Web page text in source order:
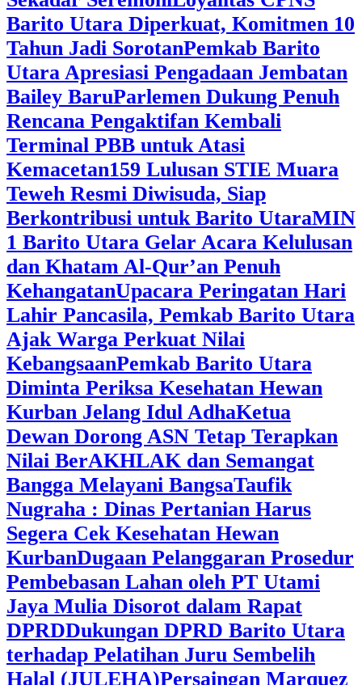
Barito Utara Diperkuat, Komitmen 10
Tahun Jadi SorotanPemkab Barito
Utara Apresiasi Pengadaan Jembatan
Bailey BaruParlemen Dukung Penuh
Rencana Pengaktifan Kembali
Terminal PBB untuk Atasi
Kemacetan159 Lulusan STIE Muara
Teweh Resmi Diwisuda, Siap
Berkontribusi untuk Barito UtaraMIN
1 Barito Utara Gelar Acara Kelulusan
dan Khatam Al-Qur’an Penuh
KehangatanUpacara Peringatan Hari
Lahir Pancasila, Pemkab Barito Utara
Ajak Warga Perkuat Nilai
KebangsaanPemkab Barito Utara
Diminta Periksa Kesehatan Hewan
Kurban Jelang Idul AdhaKetua
Dewan Dorong ASN Tetap Terapkan
Nilai BerAKHLAK dan Semangat
Bangga Melayani BangsaTaufik
Nugraha : Dinas Pertanian Harus
Segera Cek Kesehatan Hewan
KurbanDugaan Pelanggaran Prosedur
Pembebasan Lahan oleh PT Utami
Jaya Mulia Disorot dalam Rapat
DPRDDukungan DPRD Barito Utara
terhadap Pelatihan Juru Sembelih
Halal (JULEHA)Persaingan Marquez